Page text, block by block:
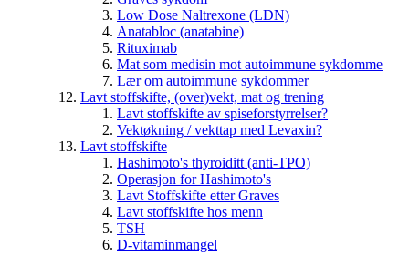
Low Dose Naltrexone (LDN)
Anatabloc (anatabine)
Rituximab
Mat som medisin mot autoimmune sykdomme
Lær om autoimmune sykdommer
Lavt stoffskifte, (over)vekt, mat og trening
Lavt stoffskifte av spiseforstyrrelser?
Vektøkning / vekttap med Levaxin?
Lavt stoffskifte
Hashimoto's thyroiditt (anti-TPO)
Operasjon for Hashimoto's
Lavt Stoffskifte etter Graves
Lavt stoffskifte hos menn
TSH
D-vitaminmangel